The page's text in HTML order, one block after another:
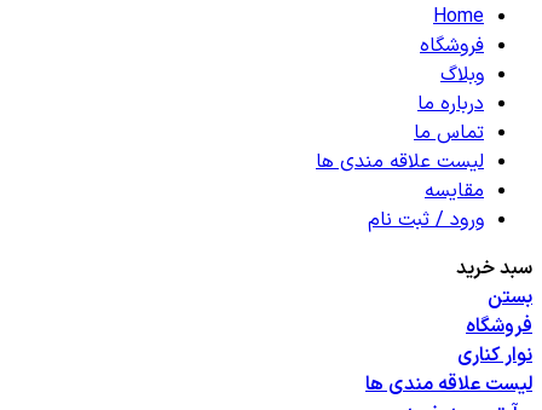
Home
فروشگاه
وبلاگ
درباره ما
تماس ما
لیست علاقه مندی ها
مقایسه
ورود / ثبت نام
سبد خرید
بستن
فروشگاه
نوار کناری
لیست علاقه مندی ها